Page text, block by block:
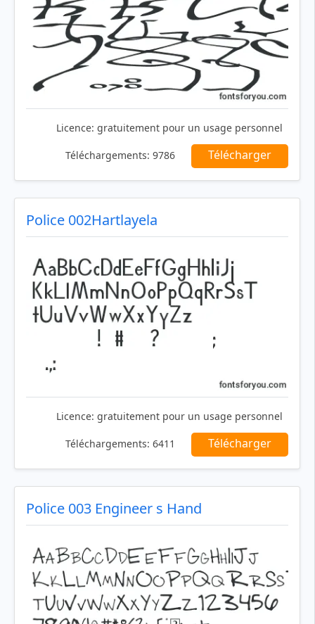
Licence: gratuitement pour un usage personnel
Téléchargements: 9786 Télécharger
Police 002Hartlayela
Licence: gratuitement pour un usage personnel
Téléchargements: 6411 Télécharger
Police 003 Engineer s Hand